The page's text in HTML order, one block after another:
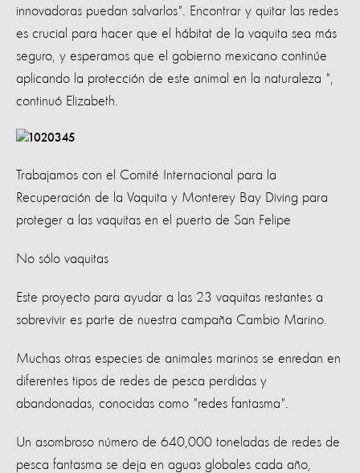
innovadoras puedan salvarlos". Encontrar y quitar las redes
es crucial para hacer que el hábitat de la vaquita sea más
seguro, y esperamos que el gobierno mexicano continúe
aplicando la protección de este animal en la naturaleza ",
continuó Elizabeth.
Trabajamos con el Comité Internacional para la
Recuperación de la Vaquita y Monterey Bay Diving para
proteger a las vaquitas en el puerto de San Felipe
No sólo vaquitas
Este proyecto para ayudar a las 23 vaquitas restantes a
sobrevivir es parte de nuestra campaña Cambio Marino.
Muchas otras especies de animales marinos se enredan en
diferentes tipos de redes de pesca perdidas y
abandonadas, conocidas como "redes fantasma".
Un asombroso número de 640,000 toneladas de redes de
pesca fantasma se deja en aguas globales cada año,